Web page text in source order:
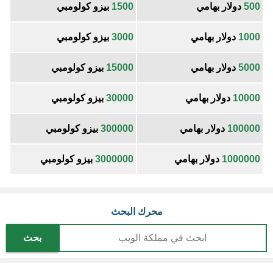
500 دولار بهامي 1500 بيزو كولومبي
1000 دولار بهامي 3000 بيزو كولومبي
5000 دولار بهامي 15000 بيزو كولومبي
10000 دولار بهامي 30000 بيزو كولومبي
100000 دولار بهامي 300000 بيزو كولومبي
1000000 دولار بهامي 3000000 بيزو كولومبي
محرك البحث
بحث